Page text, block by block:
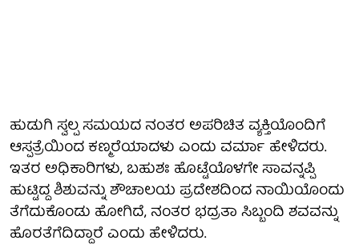
ಹುಡುಗಿ ಸ್ವಲ್ಪ ಸಮಯದ ನಂತರ ಅಪರಿಚಿತ ವ್ಯಕ್ತಿಯೊಂದಿಗೆ
ಆಸ್ಪತ್ರೆಯಿಂದ ಕಣ್ಮರೆಯಾದಳು ಎಂದು ವರ್ಮಾ ಹೇಳಿದರು.
ಇತರ ಅಧಿಕಾರಿಗಳು, ಬಹುಶಃ ಹೊಟ್ಟೆಯೊಳಗೇ ಸಾವನ್ನಪ್ಪಿ
ಹುಟ್ಟಿದ್ದ ಶಿಶುವನ್ನು ಶೌಚಾಲಯ ಪ್ರದೇಶದಿಂದ ನಾಯಿಯೊಂದು
ತೆಗೆದುಕೊಂಡು ಹೋಗಿದೆ, ನಂತರ ಭದ್ರತಾ ಸಿಬ್ಬಂದಿ ಶವವನ್ನು
ಹೊರತೆಗೆದಿದ್ದಾರೆ ಎಂದು ಹೇಳಿದರು.